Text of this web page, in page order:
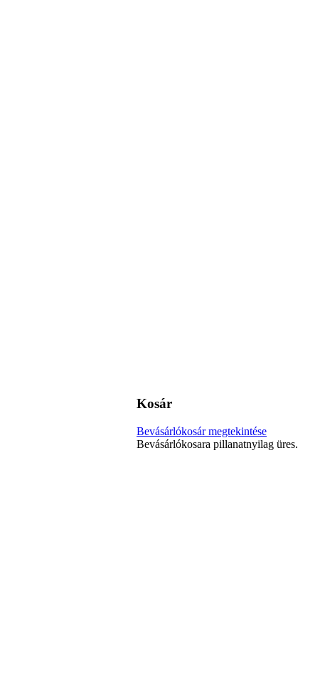
Kosár
Bevásárlókosár megtekintése
Bevásárlókosara pillanatnyilag üres.